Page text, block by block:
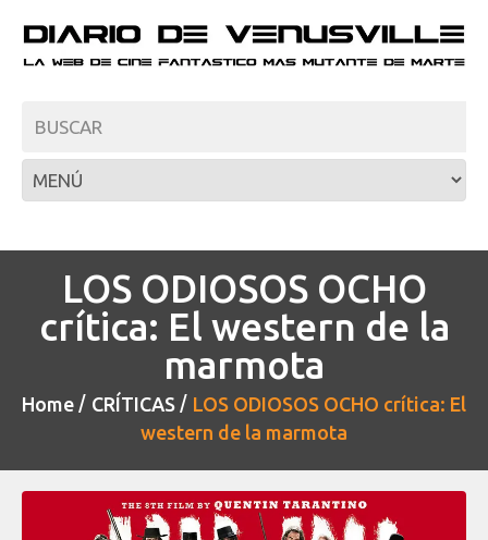
LOS ODIOSOS OCHO
crítica: El western de la
marmota
Home CRÍTICAS
LOS ODIOSOS OCHO crítica: El
western de la marmota